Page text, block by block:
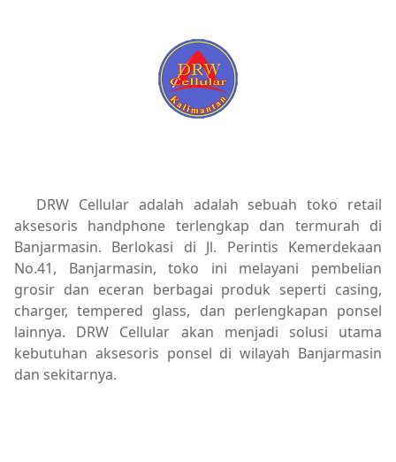
DRW Cellular adalah adalah sebuah toko retail
aksesoris handphone terlengkap dan termurah di
Banjarmasin. Berlokasi di Jl. Perintis Kemerdekaan
No.41, Banjarmasin, toko ini melayani pembelian
grosir dan eceran berbagai produk seperti casing,
charger, tempered glass, dan perlengkapan ponsel
lainnya. DRW Cellular akan menjadi solusi utama
kebutuhan aksesoris ponsel di wilayah Banjarmasin
dan sekitarnya.